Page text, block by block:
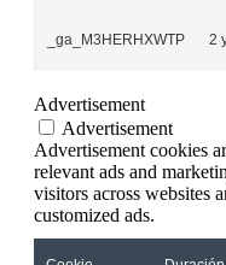
_ga_M3HERHXWTP 2
Advertisement
Advertisement
Advertisement cookies
relevant ads and
visitors across websites
customized ads.